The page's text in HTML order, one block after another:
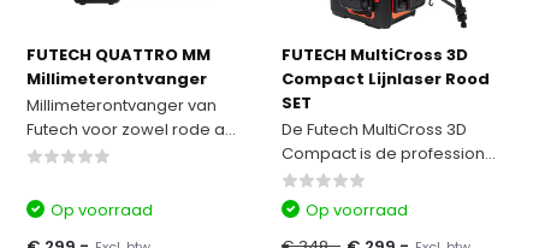
FUTECH QUATTRO MM
Millimeterontvanger
Millimeterontvanger van
Futech voor zowel rode a...
Op voorraad
FUTECH MultiCross 3D
Compact Lijnlaser Rood
SET
De Futech MultiCross 3D
Compact is de profession...
Op voorraad